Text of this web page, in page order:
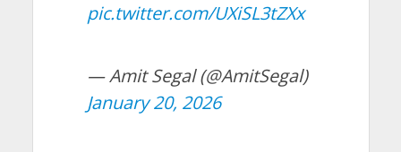
pic.twitter.com/UXiSL3tZXx
— Amit Segal (@AmitSegal)
January 20, 2026